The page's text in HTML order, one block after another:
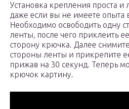
Установка крепления проста и
даже если вы не имеете опыта
Необходимо освободить одну
ленты, после чего приклеить
сторону крючка. Далее
стороны ленты и прикрепите
прижав на 30 секунд. Теперь
крючок картину.